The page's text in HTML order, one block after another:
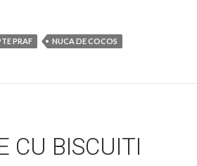
PRAF NUCA DE COCOS
CU BISCUITI